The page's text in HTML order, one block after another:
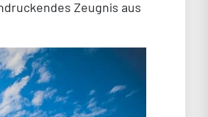
Zeugnis aus